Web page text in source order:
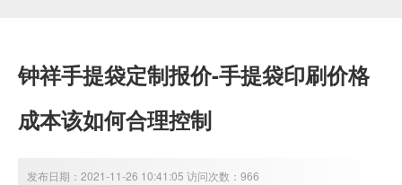
钟祥手提袋定制报价-手提袋印刷价格
成本该如何合理控制
发布日期：2021-11-26 10:41:05 访问次数：966